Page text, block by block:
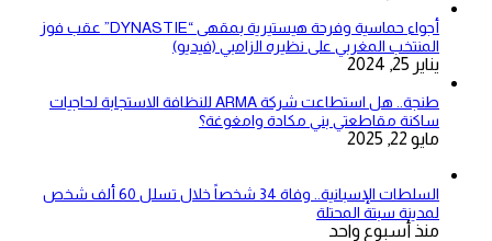
أجواء حماسية وفرحة هيستيرية بمقهى “DYNASTIE” عقب فوز
المنتخب المغربي على نظيره الزامبي (فيديو)
يناير 25, 2024
طنجة.. هل استطاعت شركة ARMA للنظافة الاستجابة لحاجيات
ساكنة مقاطعتي بني مكادة وامغوغة؟
مايو 22, 2025
السلطات الإسبانية.. وفاة 34 شخصاً خلال تسلل 60 ألف شخص
لمدينة سبتة المحتلة
منذ أسبوع واحد